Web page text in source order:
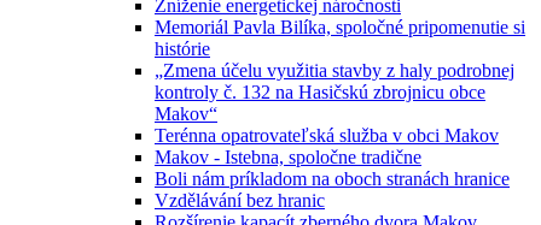
Zníženie energetickej náročnosti
Memoriál Pavla Bilíka, spoločné pripomenutie si
histórie
„Zmena účelu využitia stavby z haly podrobnej
kontroly č. 132 na Hasičskú zbrojnicu obce
Makov“
Terénna opatrovateľská služba v obci Makov
Makov - Istebna, spoločne tradične
Boli nám príkladom na oboch stranách hranice
Vzdělávání bez hranic